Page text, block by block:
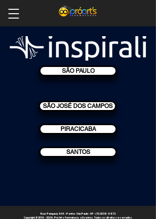
SÃO PAULO
SÃO JOSÉ DOS CAMPOS
PIRACICABA
SANTOS
Rua: Pangauá, 604 - Penha - São Paulo - SP - (11) 2038-9872
​Copyright © 2016 - 2026. Pró Arts Formaturas e Eventos. Todos os direitos reservados.